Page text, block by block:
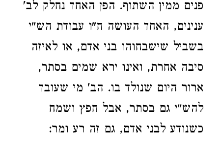
פנים ממין השתוף. הפן האחד נחלק לב'
ענינים, האחד העושה ח"ו עבודת הש"י
בשביל שישבחוהו בני אדם, או לאיזה
סיבה אחרת, ואינו ירא שמים בסתר,
ארור היום שנולד בו. הב' מי שעובד
להש"י גם בסתר, אבל חפץ ושמח
כשנודע לבני אדם, גם זה רע ומר: